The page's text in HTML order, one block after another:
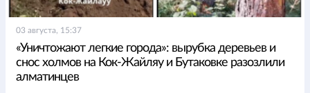
03 августа, 15:37
«Уничтожают легкие города»: вырубка деревьев и
снос холмов на Кок-Жайляу и Бутаковке разозлили
алматинцев